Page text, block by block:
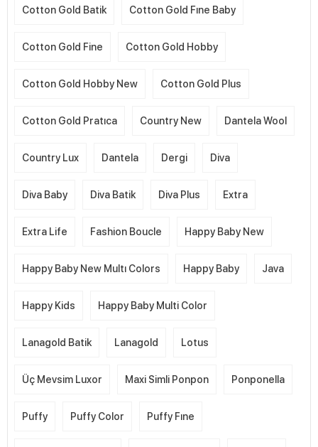
Cotton Gold Batik Cotton Gold Fıne Baby
Cotton Gold Fine Cotton Gold Hobby
Cotton Gold Hobby New Cotton Gold Plus
Cotton Gold Pratıca Country New Dantela Wool
Country Lux Dantela Dergi Diva
Diva Baby Diva Batik Diva Plus Extra
Extra Life Fashion Boucle Happy Baby New
Happy Baby New Multı Colors Happy Baby Java
Happy Kids Happy Baby Multi Color
Lanagold Batik Lanagold Lotus
Üç Mevsim Luxor Maxi Simli Ponpon Ponponella
Puffy Puffy Color Puffy Fıne